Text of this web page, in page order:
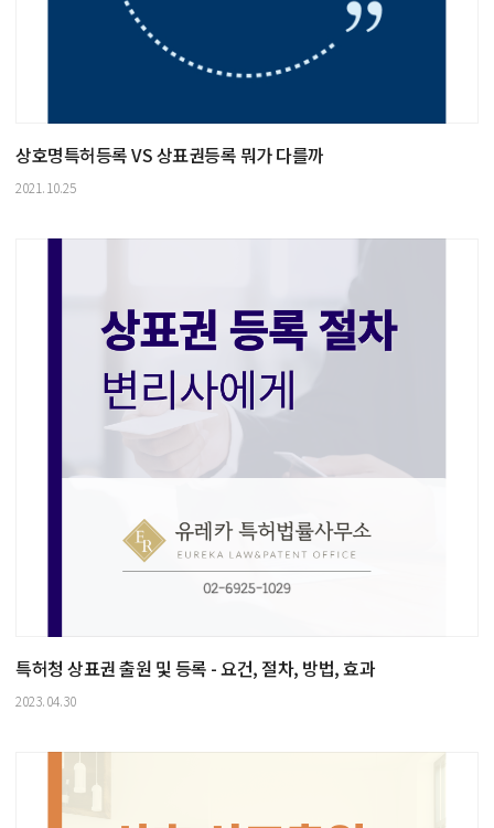
상호명특허등록 VS 상표권등록 뭐가 다를까
2021.10.25
특허청 상표권 출원 및 등록 - 요건, 절차, 방법, 효과
2023.04.30